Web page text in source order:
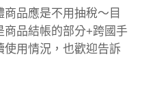
品應是不用抽稅～目
商品結帳的部分+跨國手
使用情況，也歡迎告訴